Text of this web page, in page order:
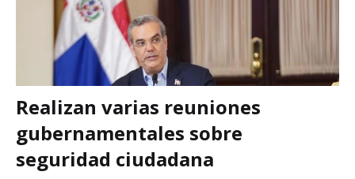
Realizan varias reuniones
gubernamentales sobre
seguridad ciudadana